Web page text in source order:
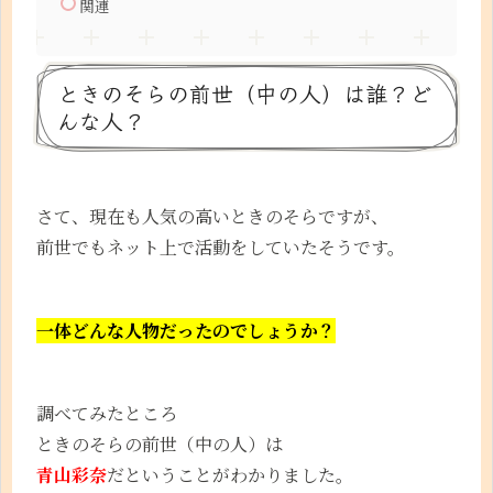
関連
ときのそらの前世（中の人）は誰？ど
んな人？
さて、現在も人気の高いときのそらですが、
前世でもネット上で活動をしていたそうです。
一体どんな人物だったのでしょうか？
調べてみたところ
ときのそらの前世（中の人）は
青山彩奈だということがわかりました。